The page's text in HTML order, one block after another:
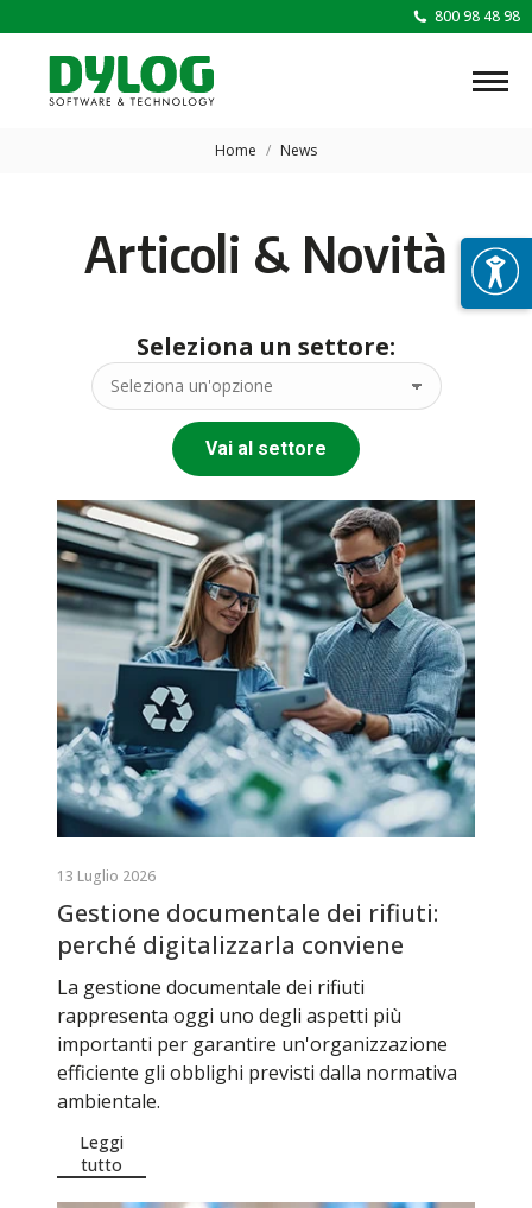
800 98 48 98
Tu sei qui:
Home News
Articoli & Novità
Seleziona un settore:
Vai al settore
13 Luglio 2026
Gestione documentale dei rifiuti:
perché digitalizzarla conviene
La gestione documentale dei rifiuti
rappresenta oggi uno degli aspetti più
importanti per garantire un'organizzazione
efficiente gli obblighi previsti dalla normativa
ambientale.
Leggi
tutto